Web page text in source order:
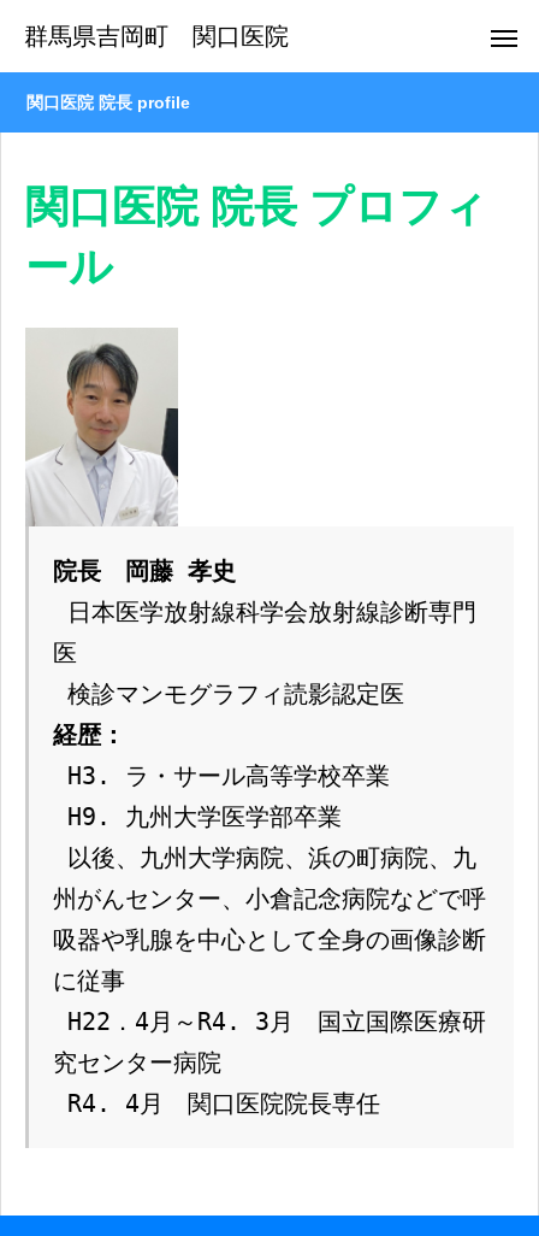
群馬県吉岡町 関口医院
関口医院 院長 profile
関口医院 院長 プロフィ
ール
院長　岡藤 孝史
医
検診マンモグラフィ読影認定医
経歴：
H3. ラ・サール高等学校卒業
H9. 九州大学医学部卒業
州がんセンター、小倉記念病院などで呼
吸器や乳腺を中心として全身の画像診断
に従事
究センター病院
R4. 4月　関口医院院長専任